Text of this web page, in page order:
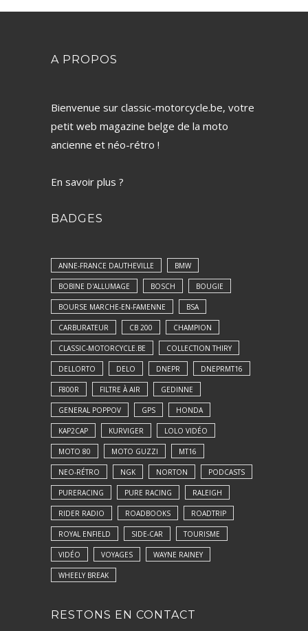
A PROPOS
Bienvenue sur classic-motorcycle.be, votre
petit web magazine belge de la moto
ancienne et néo-rétro !
En savoir plus ?
BADGES
ANNE-FRANCE DAUTHEVILLE BMW
BOBINE D'ALLUMAGE BOSCH BOUGIE
BOURSE MARCHE-EN-FAMENNE BSA
CARBURATEUR CB 200 CHAMPION
CLASSIC-MOTORCYCLE.BE COLLECTION THIRY
DELLORTO DELO DNEPR DNEPRMT16
F800R FILTRE À AIR GEDINNE
GENERAL POPPOV GPS HONDA
KAP2CAP KURVIGER LOLO VIDÉO
MOTO 80 MOTO GUZZI MT16
NEO-RÉTRO NGK NORTON PODCASTS
PURERACING PURE RACING RALEIGH
RIDER RADIO ROADBOOKS ROADTRIP
ROYAL ENFIELD SIDE-CAR TOURISME
VIDÉO VOYAGES WAYNE RAINEY
WHEELY BREAK
RESTONS EN CONTACT